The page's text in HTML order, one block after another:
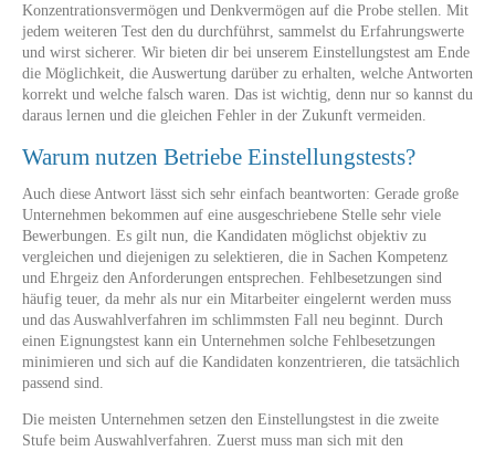
Konzentrationsvermögen und Denkvermögen auf die Probe stellen. Mit
jedem weiteren Test den du durchführst, sammelst du Erfahrungswerte
und wirst sicherer. Wir bieten dir bei unserem Einstellungstest am Ende
die Möglichkeit, die Auswertung darüber zu erhalten, welche Antworten
korrekt und welche falsch waren. Das ist wichtig, denn nur so kannst du
daraus lernen und die gleichen Fehler in der Zukunft vermeiden.
Warum nutzen Betriebe Einstellungstests?
Auch diese Antwort lässt sich sehr einfach beantworten: Gerade große
Unternehmen bekommen auf eine ausgeschriebene Stelle sehr viele
Bewerbungen. Es gilt nun, die Kandidaten möglichst objektiv zu
vergleichen und diejenigen zu selektieren, die in Sachen Kompetenz
und Ehrgeiz den Anforderungen entsprechen. Fehlbesetzungen sind
häufig teuer, da mehr als nur ein Mitarbeiter eingelernt werden muss
und das Auswahlverfahren im schlimmsten Fall neu beginnt. Durch
einen Eignungstest kann ein Unternehmen solche Fehlbesetzungen
minimieren und sich auf die Kandidaten konzentrieren, die tatsächlich
passend sind.
Die meisten Unternehmen setzen den Einstellungstest in die zweite
Stufe beim Auswahlverfahren. Zuerst muss man sich mit den